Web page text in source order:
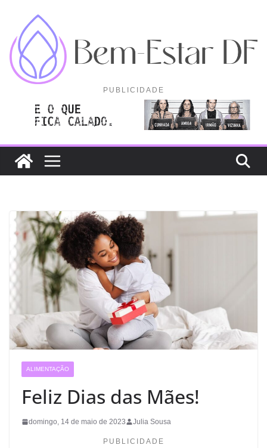
conteúdo
PUBLICIDADE
ALIMENTAÇÃO
Feliz Dias das Mães!
domingo, 14 de maio de 2023 Julia Sousa
PUBLICIDADE